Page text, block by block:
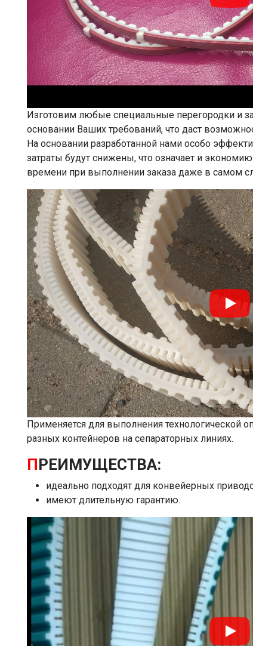
Изготовим любые специальные перегородки и
основании Ваших требований, что даст
На основании разработанной нами особо
затраты будут снижены, что означает и
времени при выполнении заказа даже в самом
Применяется для выполнения технологической
разных контейнеров на сепараторных линиях.
ПРЕИМУЩЕСТВА:
идеально подходят для конвейерных
имеют длительную гарантию.